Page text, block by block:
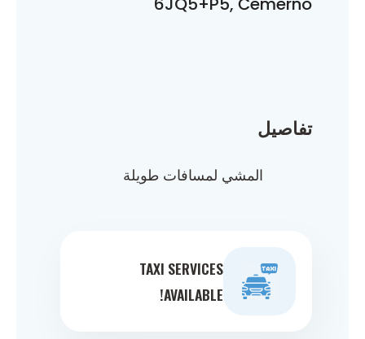
تفاصيل
المشي لمسافات طويلة
TAXI SERVICES
AVAILABLE!